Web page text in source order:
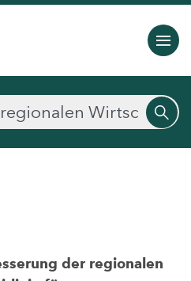
der regionalen